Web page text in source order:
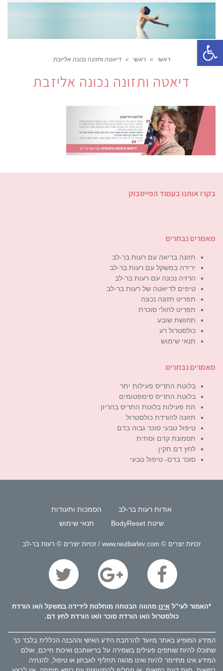
פתח סרגל נגישות
ראשי » ראשי » דיאטה ותזונה נכונה אליזבת
דיאטה ותזונה נכונה אליזבת
בקרו אותנו בעמוד הפייסבוק
מאמרים נבחרים
תזונה בריאה עם רעות בר-לב
ירידה במשקל עם רעות בר-לב
הרזיה נכונה עם רעות בר-לב
טיפים לדיאטה של רעות בר-לב
תפריט תזונה נכונה
תפריט לחולי סוכרת
תחושת שובע
כולסטרול רע
תנאי שימוש
מאמרים נבחרים
בלוטת התריס פעילות יתר
בלוטת התריס סימפטומים
תת פעילות בלוטת התריס בהריון
תזונה להורדת כולסטרול
טיפול טבעי סוכר גבוה בדם
תסמונת קדם וסתית
לחץ דם תקין
סוכר בדם- טיפול טבעי
אודות רעות בר-לב
הסמכות ותעודות
שיטת BodyReset
תנאי שימוש
זכויות יוצרים © www.reutbarlev.com / זכויות יוצרים © רעות בר-לב
*האמור לעי"ל אינו מהווה הבטחה מוחלטת לירידה במשקל ו/או הורדת
כולסטרול ו/או הורדת סוכר ו/או הורדת לחץ דם.
המידע המופיע באתר מיועד להרחבת הידע האישי וההבנה הכללית בלבד כך
שתוכלו להיות שותפים פעילים בשמירה על בריאותכם ואיכות חייכם, אולם
המידע אינו מתיימר להיות ואינו מהווה תחליף לאבחון או טיפול, להנחיה